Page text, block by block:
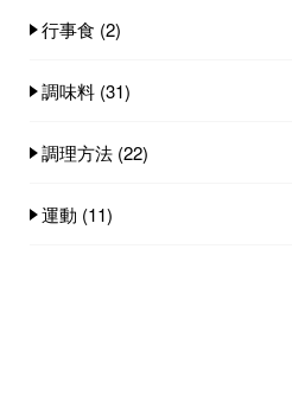
行事食 (2)
調味料 (31)
調理方法 (22)
運動 (11)